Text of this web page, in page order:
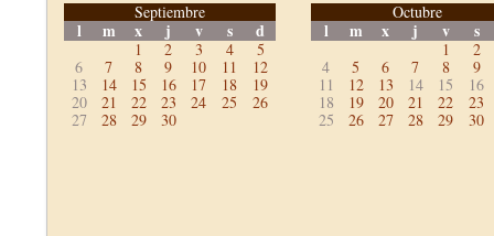
Septiembre
l m x j v s d
1 2 3 4
5
6
7 8 9 10 11
12
13
14 15 16 17 18
19
20
21 22 23 24 25
26
27
28 29 30
Octubre
l m x j v s
1
2
4
5 6 7 8
9
11
12 13 14 15
16
18
19 20 21 22
23
25
26 27 28 29 30